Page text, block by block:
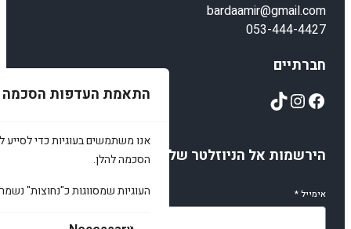
התאמת העדפות הסכמה
אנו משתמשים בעוגיות כדי לסייע
הסכמה להלן.
העוגיות שמסווגות כ"נחוצות"
bardaamir@gmail.com
053-444-4427
חברתיים
Facebook
Instagram
TikTok
הירשמות אל הניוזלטר שלנו
אימייל*